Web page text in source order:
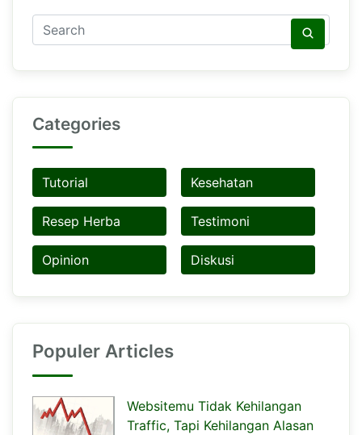
Categories
Tutorial Kesehatan
Resep Herba Testimoni
Opinion Diskusi
Populer Articles
Websitemu Tidak Kehilangan
Traffic, Tapi Kehilangan Alasan